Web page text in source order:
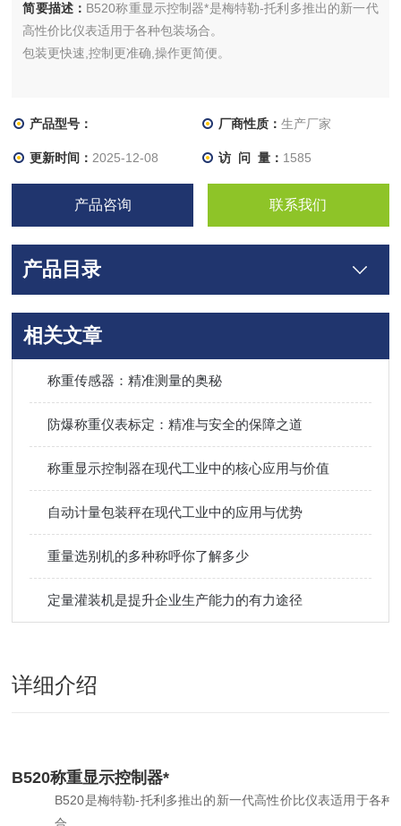
简要描述： B520称重显示控制器*是梅特勒-托利多推出的新一代
高性价比仪表适用于各种包装场合。
包装更快速,控制更准确,操作更简便。
产品型号： 厂商性质： 生产厂家
更新时间： 2025-12-08 访 问 量： 1585
产品咨询 联系我们
产品目录
相关文章
称重传感器：精准测量的奥秘
防爆称重仪表标定：精准与安全的保障之道
称重显示控制器在现代工业中的核心应用与价值
自动计量包装秤在现代工业中的应用与优势
重量选别机的多种称呼你了解多少
定量灌装机是提升企业生产能力的有力途径
详细介绍
B520称重显示控制器*
B520是梅特勒-托利多推出的新一代高性价比仪表适用于各种